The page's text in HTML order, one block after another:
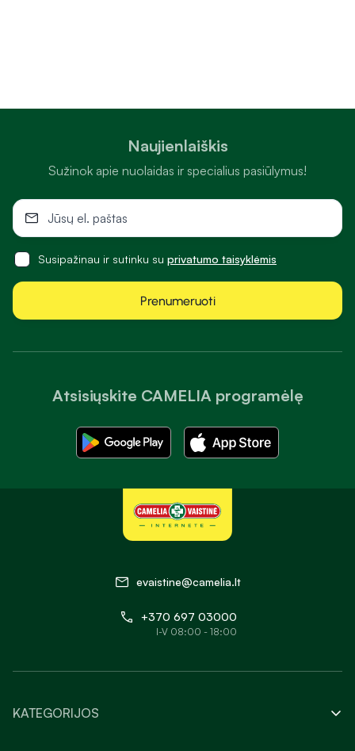
Atsisiųskite CAMELIA programėlę
Naujienlaiškis
Sužinok apie nuolaidas ir specialius pasiūlymus!
Susipažinau ir sutinku su privatumo taisyklėmis
Prenumeruoti
evaistine@camelia.lt
+370 697 03000
I-V 08:00 - 18:00
KATEGORIJOS